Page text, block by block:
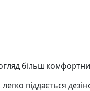
більш
піддається